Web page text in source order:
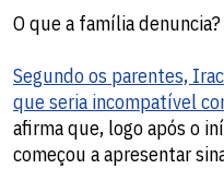
O que a família denuncia?
Segundo os parentes,
que seria incompatível
afirma que, logo após o
começou a apresentar